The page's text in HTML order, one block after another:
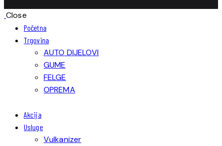
Close
Početna
Trgovina
AUTO DIJELOVI
GUME
FELGE
OPREMA
Akcija
Usluge
Vulkanizer